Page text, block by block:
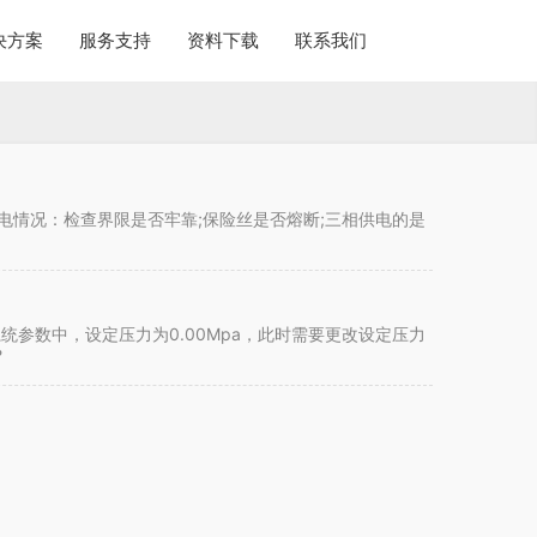
方案 服务支持 资料下载 联系我们
况：检查界限是否牢靠;保险丝是否熔断;三相供电的是
参数中，设定压力为0.00Mpa，此时需要更改设定压力